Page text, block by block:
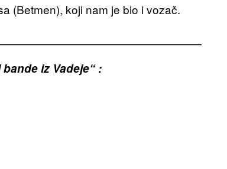
(Betmen), koji nam je bio i vozač.
iz Vadeje“ :